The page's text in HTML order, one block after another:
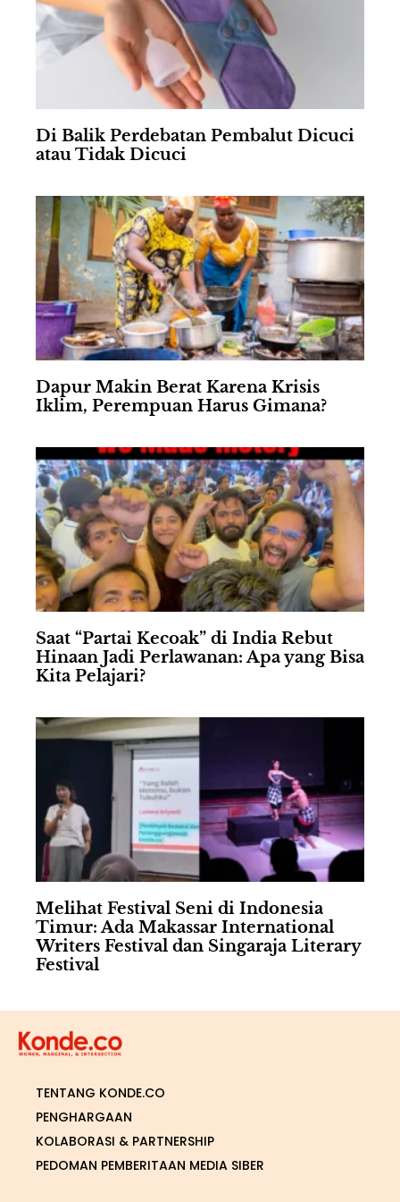
Di Balik Perdebatan Pembalut Dicuci
atau Tidak Dicuci
Dapur Makin Berat Karena Krisis
Iklim, Perempuan Harus Gimana?
Saat “Partai Kecoak” di India Rebut
Hinaan Jadi Perlawanan: Apa yang Bisa
Kita Pelajari?
Melihat Festival Seni di Indonesia
Timur: Ada Makassar International
Writers Festival dan Singaraja Literary
Festival
TENTANG KONDE.CO
PENGHARGAAN
KOLABORASI & PARTNERSHIP
PEDOMAN PEMBERITAAN MEDIA SIBER